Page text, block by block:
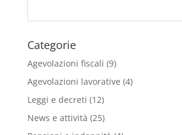
Categorie
Agevolazioni fiscali (9)
Agevolazioni lavorative (4)
Leggi e decreti (12)
News e attività (25)